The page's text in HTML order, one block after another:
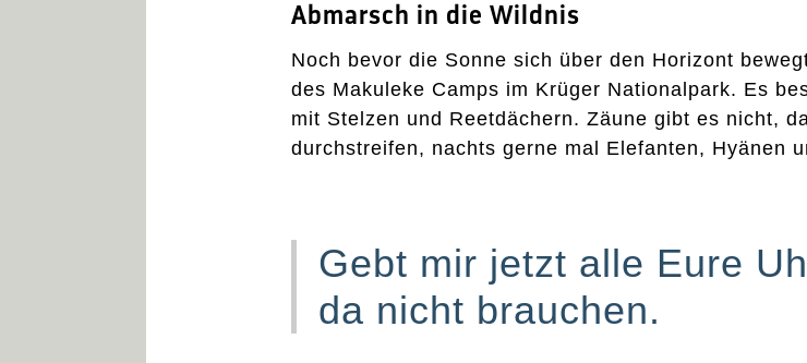
Abmarsch in die Wildnis
Noch bevor die Sonne sich über den Horizont
des Makuleke Camps im Krüger Nationalpark. Es
mit Stelzen und Reetdächern. Zäune gibt es nicht,
durchstreifen, nachts gerne mal Elefanten, Hyänen
Gebt mir jetzt alle Eure
da nicht brauchen.